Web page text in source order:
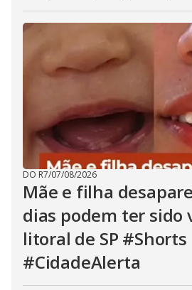
DO R7/07/08/2026
Mãe e filha
dias podem ter sido
litoral de SP #Shorts
#CidadeAlerta